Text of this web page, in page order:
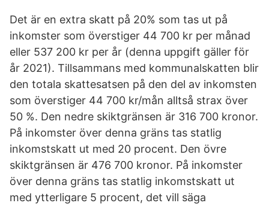
Det är en extra skatt på 20% som tas ut på
inkomster som överstiger 44 700 kr per månad
eller 537 200 kr per år (denna uppgift gäller för
år 2021). Tillsammans med kommunalskatten blir
den totala skattesatsen på den del av inkomsten
som överstiger 44 700 kr/mån alltså strax över
50 %. Den nedre skiktgränsen är 316 700 kronor.
På inkomster över denna gräns tas statlig
inkomstskatt ut med 20 procent. Den övre
skiktgränsen är 476 700 kronor. På inkomster
över denna gräns tas statlig inkomstskatt ut
med ytterligare 5 procent, det vill säga